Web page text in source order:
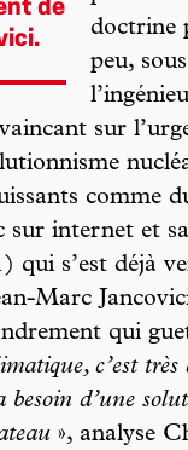
de
doctrine
peu,
sur
comme
internet et sa
qui s’est déjà
Marc
qui
c’est
d’une
», analyse